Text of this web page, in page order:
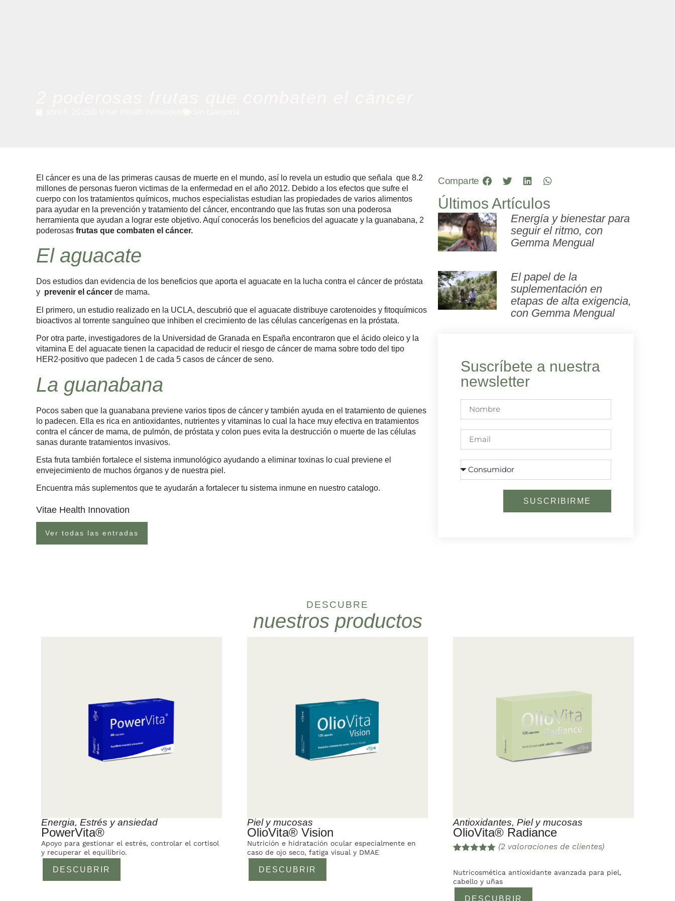
El cáncer es una de las primeras causas de muerte en el mundo, así lo revela un estudio que señala que 8.2
millones de personas fueron victimas de la enfermedad en el año 2012. Debido a los efectos que sufre el
cuerpo con los tratamientos químicos, muchos especialistas estudian las propiedades de varios alimentos
para ayudar en la prevención y tratamiento del cáncer, encontrando que las frutas son una poderosa
herramienta que ayudan a lograr este objetivo. Aquí conocerás los beneficios del aguacate y la guanabana, 2
poderosas frutas que combaten el cáncer.
El aguacate
Dos estudios dan evidencia de los beneficios que aporta el aguacate en la lucha contra el cáncer de próstata
y prevenir el cáncer de mama.
El primero, un estudio realizado en la UCLA, descubrió que el aguacate distribuye carotenoides y fitoquímicos
bioactivos al torrente sanguíneo que inhiben el crecimiento de las células cancerígenas en la próstata.
Por otra parte, investigadores de la Universidad de Granada en España encontraron que el ácido oleico y la
vitamina E del aguacate tienen la capacidad de reducir el riesgo de cáncer de mama sobre todo del tipo
HER2-positivo que padecen 1 de cada 5 casos de cáncer de seno.
La guanabana
Pocos saben que la guanabana previene varios tipos de cáncer y también ayuda en el tratamiento de quienes
lo padecen. Ella es rica en antioxidantes, nutrientes y vitaminas lo cual la hace muy efectiva en tratamientos
contra el cáncer de mama, de pulmón, de próstata y colon pues evita la destrucción o muerte de las células
sanas durante tratamientos invasivos.
Esta fruta también fortalece el sistema inmunológico ayudando a eliminar toxinas lo cual previene el
envejecimiento de muchos órganos y de nuestra piel.
Encuentra más suplementos que te ayudarán a fortalecer tu sistema inmune en nuestro catalogo.
Vitae Health Innovation
Ver todas las entradas
Comparte
Últimos Artículos
Energía y bienestar para
seguir el ritmo, con
Gemma Mengual
El papel de la
suplementación en
etapas de alta exigencia,
con Gemma Mengual
Suscríbete a nuestra
newsletter
SUSCRIBIRME
DESCUBRE
nuestros productos
Energia, Estrés y ansiedad
PowerVita®
DESCUBRIR
Apoyo para gestionar el estrés, controlar el cortisol
y recuperar el equilibrio.
Piel y mucosas
OlioVita® Vision
DESCUBRIR
Nutrición e hidratación ocular especialmente en
caso de ojo seco, fatiga visual y DMAE
Antioxidantes, Piel y mucosas
OlioVita® Radiance
DESCUBRIR
5 en base
a
s de
(2 valoraciones de clientes)
Nutricosmética antioxidante avanzada para piel,
cabello y uñas